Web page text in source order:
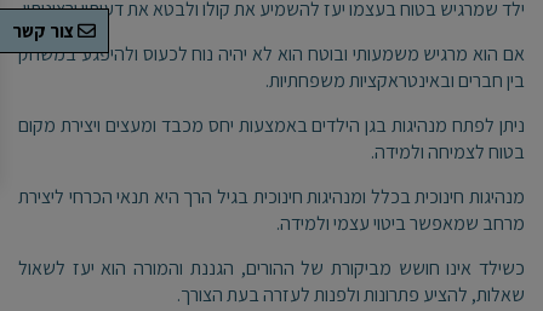
ילד שמרגיש בטוח בעצמו יעז להשמיע את קולו ולבטא את דעותיו ורצונותיו.
אם הוא מרגיש משמעותי ובוטח הוא לא יהיה נוח לכעוס ולהיפגע במשחק
בין חברים ובאינטראקציות משפחתיות.
ניתן לפתח מנהיגות בגן הילדים באמצעות יחס מכבד ומעצים ויצירת מקום
בטוח לצמיחה ולמידה.
מנהיגות חינוכית בכלל ומנהיגות חינוכית בגיל הרך היא תנאי הכרחי ליצירת
מרחב שמאפשר ביטוי עצמי ולמידה.
כשילד אינו חושש מביקורת של ההורים, הגננת והמורה הוא יעז לשאול
שאלות, להציע פתרונות ולפנות לעזרה בעת הצורך.
צור קשר